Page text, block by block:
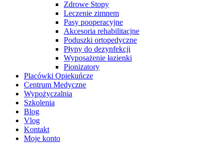
Zdrowe Stopy
Leczenie zimnem
Pasy pooperacyjne
Akcesoria rehabilitacjne
Poduszki ortopedyczne
Płyny do dezynfekcji
Wyposażenie łazienki
Pionizatory
Placówki Opiekuńcze
Centrum Medyczne
Wypożyczalnia
Szkolenia
Blog
Vlog
Kontakt
Moje konto